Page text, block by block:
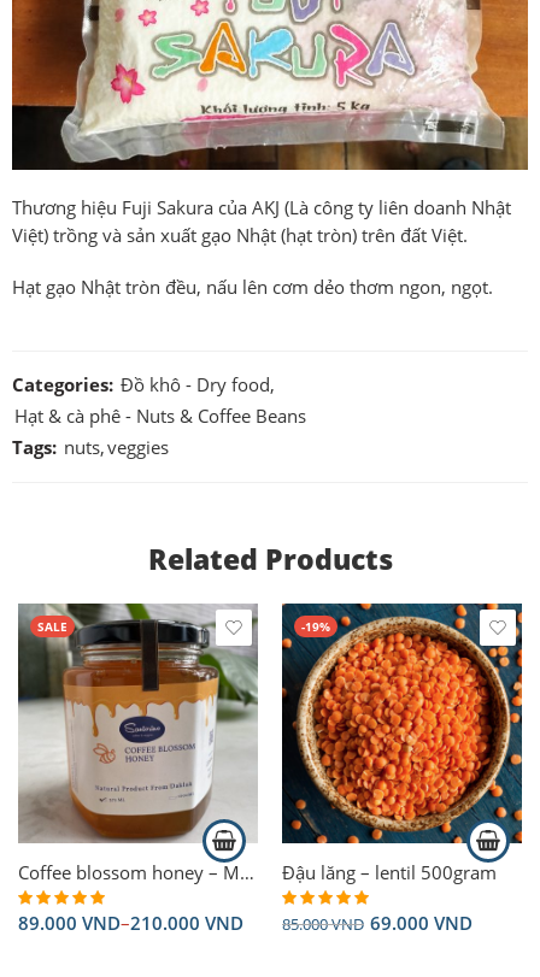
Thương hiệu Fuji Sakura của AKJ (Là công ty liên doanh Nhật
Việt) trồng và sản xuất gạo Nhật (hạt tròn) trên đất Việt.
Hạt gạo Nhật tròn đều, nấu lên cơm dẻo thơm ngon, ngọt.
Categories: Đồ khô - Dry food,
Hạt & cà phê - Nuts & Coffee Beans
Tags: nuts,veggies
Related Products
SALE
Coffee blossom honey – Mật ong hoa cà phê 375ml
Rated5.00
89.000 VND–210.000 VND
1000ml
375ml
-19%
Đậu lăng – lentil 500gram
Rated5.00
85.000VND 69.000 VND